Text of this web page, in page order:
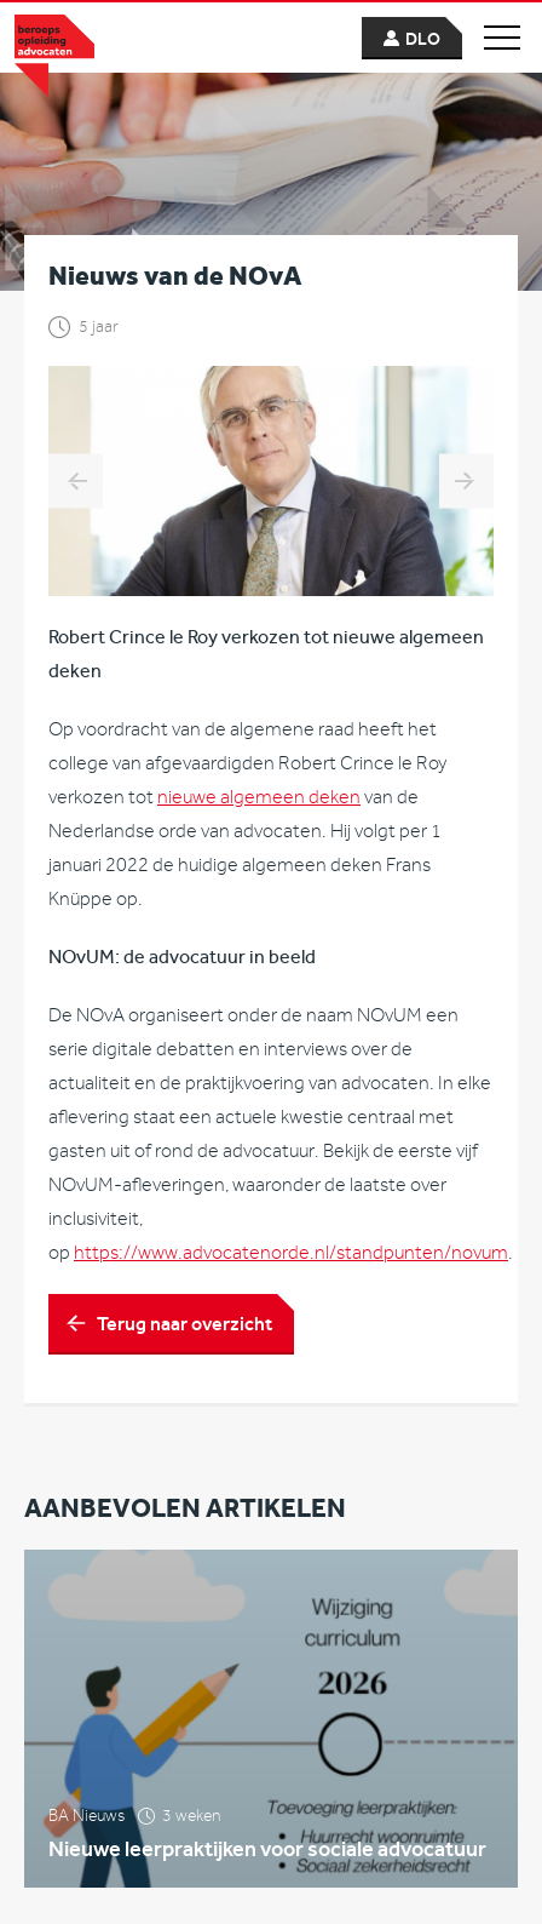
DLO
Nieuws van de NOvA
5 jaar
Robert Crince le Roy verkozen tot nieuwe algemeen
deken
Op voordracht van de algemene raad heeft het
college van afgevaardigden Robert Crince le Roy
verkozen tot nieuwe algemeen deken van de
Nederlandse orde van advocaten. Hij volgt per 1
januari 2022 de huidige algemeen deken Frans
Knüppe op.
NOvUM: de advocatuur in beeld
De NOvA organiseert onder de naam NOvUM een
serie digitale debatten en interviews over de
actualiteit en de praktijkvoering van advocaten. In elke
aflevering staat een actuele kwestie centraal met
gasten uit of rond de advocatuur. Bekijk de eerste vijf
NOvUM-afleveringen, waaronder de laatste over
inclusiviteit,
op https://www.advocatenorde.nl/standpunten/novum.
Terug naar overzicht
AANBEVOLEN ARTIKELEN
BA Nieuws 3 weken
Nieuwe leerpraktijken voor sociale advocatuur